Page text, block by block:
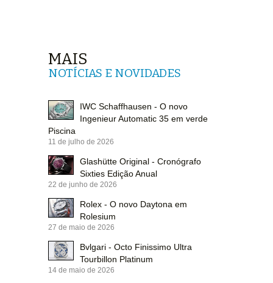
MAIS
NOTÍCIAS E NOVIDADES
IWC Schaffhausen - O novo
Ingenieur Automatic 35 em verde
Piscina
11 de julho de 2026
Glashütte Original - Cronógrafo
Sixties Edição Anual
22 de junho de 2026
Rolex - O novo Daytona em
Rolesium
27 de maio de 2026
Bvlgari - Octo Finissimo Ultra
Tourbillon Platinum
14 de maio de 2026